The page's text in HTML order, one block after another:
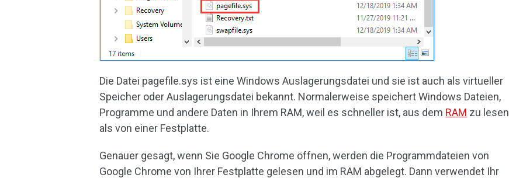
Die Datei pagefile.sys ist eine Windows Auslagerungsdatei und sie ist auch als virtueller
Speicher oder Auslagerungsdatei bekannt. Normalerweise speichert Windows Dateien,
Programme und andere Daten in Ihrem RAM, weil es schneller ist, aus dem RAM zu lesen
als von einer Festplatte.
Genauer gesagt, wenn Sie Google Chrome öffnen, werden die Programmdateien von
Google Chrome von Ihrer Festplatte gelesen und im RAM abgelegt. Dann verwendet Ihr